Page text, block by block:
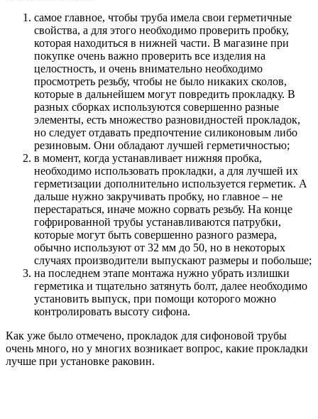
самое главное, чтобы труба имела свои герметичные
свойства, а для этого необходимо проверить пробку,
которая находиться в нижней части. В магазине при
покупке очень важно проверить все изделия на
целостность, и очень внимательно необходимо
просмотреть резьбу, чтобы не было никаких сколов,
которые в дальнейшем могут повредить прокладку. В
разных сборках используются совершенно разные
элементы, есть множество разновидностей прокладок,
но следует отдавать предпочтение силиконовым либо
резиновым. Они обладают лучшей герметичностью;
в момент, когда устанавливает нижняя пробка,
необходимо использовать прокладки, а для лучшей их
герметизации дополнительно используется герметик. А
дальше нужно закручивать пробку, но главное – не
перестараться, иначе можно сорвать резьбу. На конце
гофрированной трубы устанавливаются патрубки,
которые могут быть совершенно разного размера,
обычно используют от 32 мм до 50, но в некоторых
случаях производители выпускают размеры и побольше;
на последнем этапе монтажа нужно убрать излишки
герметика и тщательно затянуть болт, далее необходимо
установить выпуск, при помощи которого можно
контролировать высоту сифона.
Как уже было отмечено, прокладок для сифоновой трубы
очень много, но у многих возникает вопрос, какие прокладки
лучше при установке раковин.